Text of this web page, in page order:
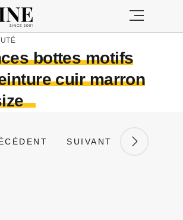
bottes motifs
cuir marron
SUIVANT